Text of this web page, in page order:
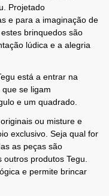
Projetado
e para a imaginação de
brinquedos são
lúdica e a alegria
está a entrar na
se ligam
e um quadrado.
ou misture e
exclusivo. Seja qual for
as peças são
outros produtos Tegu.
e permite brincar